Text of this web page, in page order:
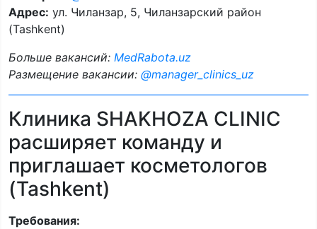
Адрес: ул. Чиланзар, 5, Чиланзарский район
(Tashkent)
Больше вакансий: MedRabota.uz
Размещение вакансии: @manager_clinics_uz
Клиника SHAKHOZA CLINIC
расширяет команду и
приглашает косметологов
(Tashkent)
Требования: